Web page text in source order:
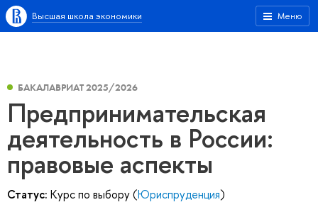
Меню
Высшая школа экономики
БАКАЛАВРИАТ 2025/2026
Предпринимательская
деятельность в России:
правовые аспекты
Статус: Курс по выбору (Юриспруденция)